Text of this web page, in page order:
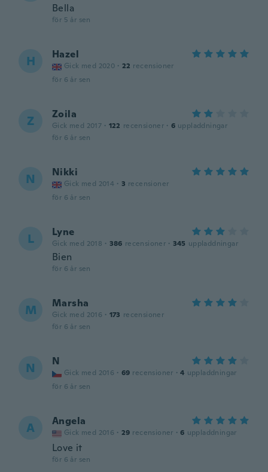
Bella
för 5 år sen
H Hazel
Gick med 2020 · 22 recensioner
för 6 år sen
Z Zoila
Gick med 2017 · 122 recensioner · 6 uppladdningar
för 6 år sen
N Nikki
Gick med 2014 · 3 recensioner
för 6 år sen
L Lyne
Gick med 2018 · 386 recensioner · 345 uppladdningar
Bien
för 6 år sen
M Marsha
Gick med 2016 · 173 recensioner
för 6 år sen
N N
Gick med 2016 · 69 recensioner · 4 uppladdningar
för 6 år sen
A Angela
Gick med 2016 · 29 recensioner · 6 uppladdningar
Love it
för 6 år sen